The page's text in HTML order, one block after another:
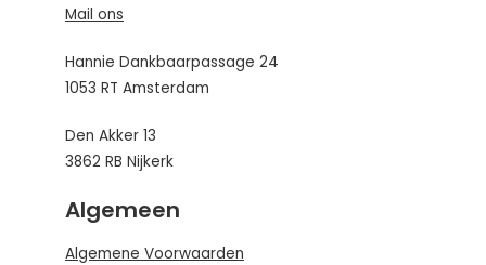
Mail ons
Hannie Dankbaarpassage 24
1053 RT Amsterdam
Den Akker 13
3862 RB Nijkerk
Algemeen
Algemene Voorwaarden